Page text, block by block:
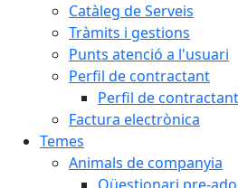
Catàleg de Serveis
Tràmits i gestions
Punts atenció a l'usuari
Perfil de contractant
Perfil de
Factura electrònica
Temes
Animals de companyia